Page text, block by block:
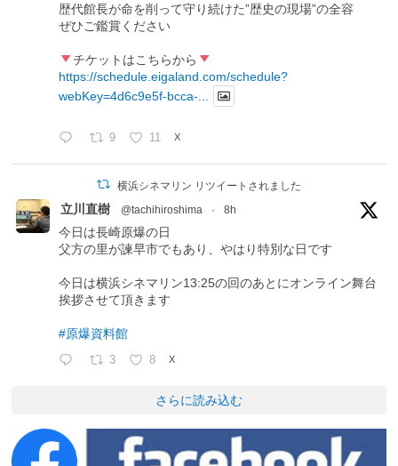
歴代館長が命を削って守り続けた”歴史の現場”の全容
ぜひご鑑賞ください
チケットはこちらから
https://schedule.eigaland.com/schedule?
webKey=4d6c9e5f-bcca-...
9 11 X
横浜シネマリン リツイートされました
立川直樹 @tachihiroshima · 8h
今日は長崎原爆の日
父方の里が諫早市でもあり、やはり特別な日です
今日は横浜シネマリン13:25の回のあとにオンライン舞台
挨拶させて頂きます
#原爆資料館
3 8 X
さらに読み込む